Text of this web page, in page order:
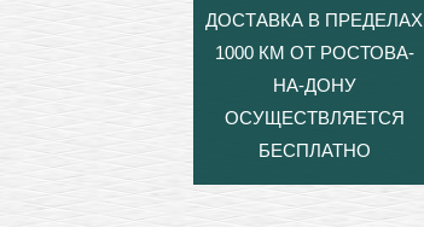
ДОСТАВКА В ПРЕДЕЛАХ
1000 КМ ОТ РОСТОВА-
НА-ДОНУ
ОСУЩЕСТВЛЯЕТСЯ
БЕСПЛАТНО